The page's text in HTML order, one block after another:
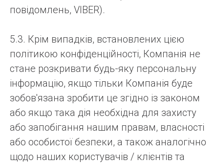
повідомлень, VIBER).
5.3. Крім випадків, встановлених цією
політикою конфіденційності, Компанія не
стане розкривати будь-яку персональну
інформацію, якщо тільки Компанія буде
зобов'язана зробити це згідно із законом
або якщо така дія необхідна для захисту
або запобігання нашим правам, власності
або особистої безпеки, а також аналогічно
щодо наших користувачів / клієнтів та